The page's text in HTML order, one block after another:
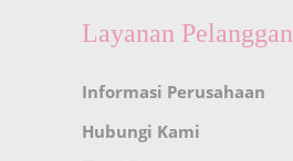
Layanan Pelanggan
Informasi Perusahaan
Hubungi Kami